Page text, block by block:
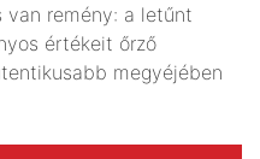
van remény: a letűnt
értékeit őrző
megyéjében